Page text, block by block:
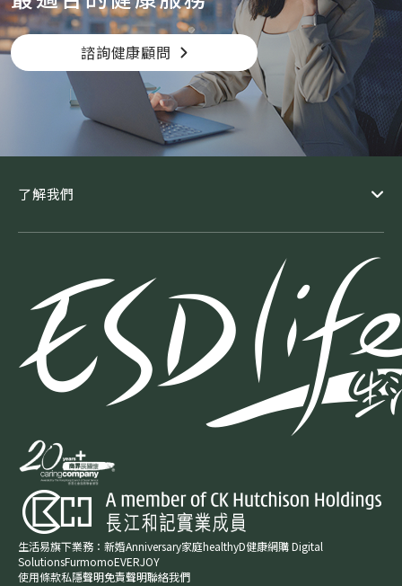
諮詢健康顧問
了解我們
生活易旗下業務： 新婚​Anniversary​家庭​healthyD​健康網購Digital
SolutionsFurmomoEVERJOY​
使用條款私隱聲明免責聲明聯絡我們